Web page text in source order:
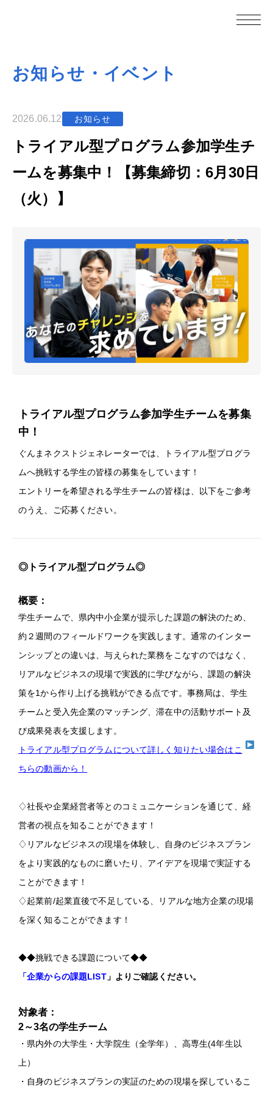
お知らせ・イベント
2026.06.12 お知らせ
トライアル型プログラム参加学生チ
ームを募集中！【募集締切：6月30日
（火）】
トライアル型プログラム参加学生チームを募集
中！
ぐんまネクストジェネレーターでは、トライアル型プログラ
ムへ挑戦する学生の皆様の募集をしています！
エントリーを希望される学生チームの皆様は、以下をご参考
のうえ、ご応募ください。
◎トライアル型プログラム◎
概要：
学生チームで、県内中小企業が提示した課題の解決のため、
約２週間のフィールドワークを実践します。通常のインター
ンシップとの違いは、与えられた業務をこなすのではなく、
リアルなビジネスの現場で実践的に学びながら、課題の解決
策を1から作り上げる挑戦ができる点です。事務局は、学生
チームと受入先企業のマッチング、滞在中の活動サポート及
び成果発表を支援します。
トライアル型プログラムについて詳しく知りたい場合はこ
ちらの動画から！
♢社長や企業経営者等とのコミュニケーションを通じて、経
営者の視点を知ることができます！
♢リアルなビジネスの現場を体験し、自身のビジネスプラン
をより実践的なものに磨いたり、アイデアを現場で実証する
ことができます！
♢起業前/起業直後で不足している、リアルな地方企業の現場
を深く知ることができます！
◆◆挑戦できる課題について◆◆
「企業からの課題LIST」よりご確認ください。
対象者：
2～3名の学生チーム
・県内外の大学生・大学院生（全学年）、高専生(4年生以
上）
・自身のビジネスプランの実証のための現場を探しているこ